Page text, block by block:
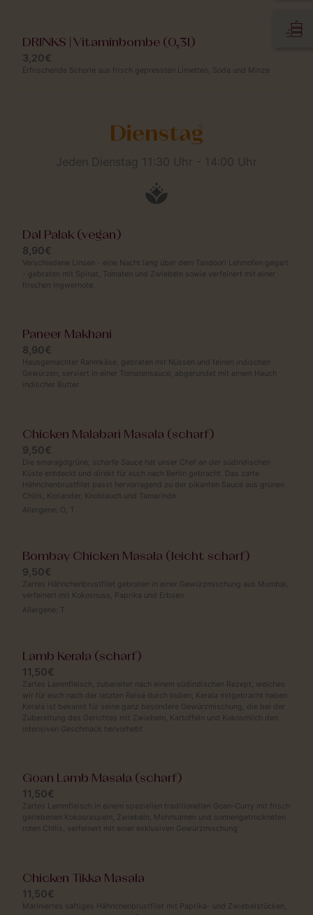
DRINKS | Vitaminbombe (0,3l)
3,20€
Erfrischende Schorle aus frisch gepressten Limetten, Soda und Minze
Dienstag
Jeden Dienstag 11:30 Uhr - 14:00 Uhr
Dal Palak (vegan)
8,90€
Verschiedene Linsen - eine Nacht lang über dem Tandoori Lehmofen gegart
- gebraten mit Spinat, Tomaten und Zwiebeln sowie verfeinert mit einer
frischen Ingwernote.
Paneer Makhani
8,90€
Hausgemachter Rahmkäse, gebraten mit Nüssen und feinen indischen
Gewürzen, serviert in einer Tomatensauce, abgerundet mit einem Hauch
indischer Butter
Chicken Malabari Masala (scharf)
9,50€
Die smaragdgrüne, scharfe Sauce hat unser Chef an der südindischen
Küste entdeckt und direkt für euch nach Berlin gebracht. Das zarte
Hähnchenbrustfilet passt hervorragend zu der pikanten Sauce aus grünen
Chilis, Koriander, Knoblauch und Tamarinde
Allergene: O, T
Bombay Chicken Masala (leicht scharf)
9,50€
Zartes Hähnchenbrustfilet gebraten in einer Gewürzmischung aus Mumbai,
verfeinert mit Kokosnuss, Paprika und Erbsen
Allergene:
T
Lamb Kerala (scharf)
11,50€
Zartes Lammfleisch, zubereitet nach einem südindischen Rezept, welches
wir für euch nach der letzten Reise durch Indien, Kerala mitgebracht haben.
Kerala ist bekannt für seine ganz besondere Gewürzmischung, die bei der
Zubereitung des Gerichtes mit Zwiebeln, Kartoffeln und Kokosmilch den
intensiven Geschmack hervorhebt
Goan Lamb Masala (scharf)
11,50€
Zartes Lammfleisch in einem speziellen traditionellen Goan-Curry mit frisch
geriebenen Kokosraspeln, Zwiebeln, Mohnsamen und sonnengetrockneten
roten Chilis, verfeinert mit einer exklusiven Gewürzmischung
Chicken Tikka Masala
11,50€
Mariniertes saftiges Hähnchenbrustfilet mit Paprika- und Zwiebelstücken,